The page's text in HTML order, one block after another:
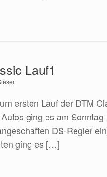
Lauf1
ersten Lauf der DTM
ging es am
DS-Regler
ging es […]